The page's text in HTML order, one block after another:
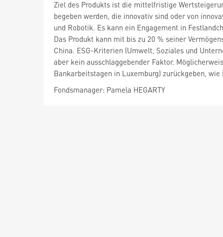
Ziel des Produkts ist die mittelfristige
begeben werden, die innovativ sind oder von
und Robotik. Es kann ein Engagement in
Das Produkt kann mit bis zu 20 % seiner
China. ESG-Kriterien (Umwelt, Soziales und
aber kein ausschlaggebender Faktor.
Bankarbeitstagen in Luxemburg) zurückgeben,
Fondsmanager: Pamela HEGARTY